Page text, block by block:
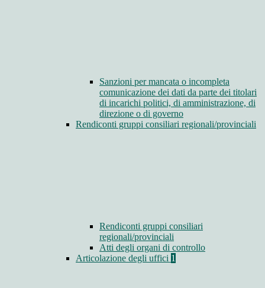
Sanzioni per mancata o incompleta
comunicazione dei dati da parte dei titolari
di incarichi politici, di amministrazione, di
direzione o di governo
Rendiconti gruppi consiliari regionali/provinciali
Rendiconti gruppi consiliari
regionali/provinciali
Atti degli organi di controllo
Articolazione degli uffici 1